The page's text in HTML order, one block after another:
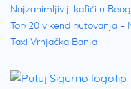
Najzanimljiviji kafići u
Top 20 vikend putovanja –
Taxi Vrnjačka Banja